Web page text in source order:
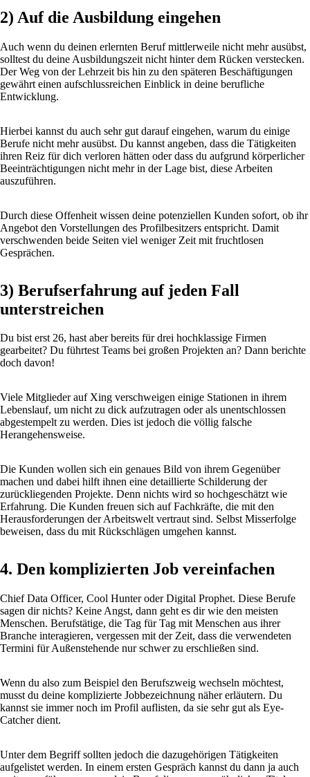
2) Auf die Ausbildung eingehen
Auch wenn du deinen erlernten Beruf mittlerweile nicht mehr ausübst,
solltest du deine Ausbildungszeit nicht hinter dem Rücken verstecken.
Der Weg von der Lehrzeit bis hin zu den späteren Beschäftigungen
gewährt einen aufschlussreichen Einblick in deine berufliche
Entwicklung.
Hierbei kannst du auch sehr gut darauf eingehen, warum du einige
Berufe nicht mehr ausübst. Du kannst angeben, dass die Tätigkeiten
ihren Reiz für dich verloren hätten oder dass du aufgrund körperlicher
Beeinträchtigungen nicht mehr in der Lage bist, diese Arbeiten
auszuführen.
Durch diese Offenheit wissen deine potenziellen Kunden sofort, ob ihr
Angebot den Vorstellungen des Profilbesitzers entspricht. Damit
verschwenden beide Seiten viel weniger Zeit mit fruchtlosen
Gesprächen.
3) Berufserfahrung auf jeden Fall
unterstreichen
Du bist erst 26, hast aber bereits für drei hochklassige Firmen
gearbeitet? Du führtest Teams bei großen Projekten an? Dann berichte
doch davon!
Viele Mitglieder auf Xing verschweigen einige Stationen in ihrem
Lebenslauf, um nicht zu dick aufzutragen oder als unentschlossen
abgestempelt zu werden. Dies ist jedoch die völlig falsche
Herangehensweise.
Die Kunden wollen sich ein genaues Bild von ihrem Gegenüber
machen und dabei hilft ihnen eine detaillierte Schilderung der
zurückliegenden Projekte. Denn nichts wird so hochgeschätzt wie
Erfahrung. Die Kunden freuen sich auf Fachkräfte, die mit den
Herausforderungen der Arbeitswelt vertraut sind. Selbst Misserfolge
beweisen, dass du mit Rückschlägen umgehen kannst.
4. Den komplizierten Job vereinfachen
Chief Data Officer, Cool Hunter oder Digital Prophet. Diese Berufe
sagen dir nichts? Keine Angst, dann geht es dir wie den meisten
Menschen. Berufstätige, die Tag für Tag mit Menschen aus ihrer
Branche interagieren, vergessen mit der Zeit, dass die verwendeten
Termini für Außenstehende nur schwer zu erschließen sind.
Wenn du also zum Beispiel den Berufszweig wechseln möchtest,
musst du deine komplizierte Jobbezeichnung näher erläutern. Du
kannst sie immer noch im Profil auflisten, da sie sehr gut als Eye-
Catcher dient.
Unter dem Begriff sollten jedoch die dazugehörigen Tätigkeiten
aufgelistet werden. In einem ersten Gespräch kannst du dann ja auch